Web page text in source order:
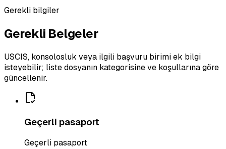
Gerekli bilgiler
Gerekli Belgeler
USCIS, konsolosluk veya ilgili başvuru birimi ek bilgi
isteyebilir; liste dosyanın kategorisine ve koşullarına göre
güncellenir.
Geçerli pasaport
Geçerli pasaport